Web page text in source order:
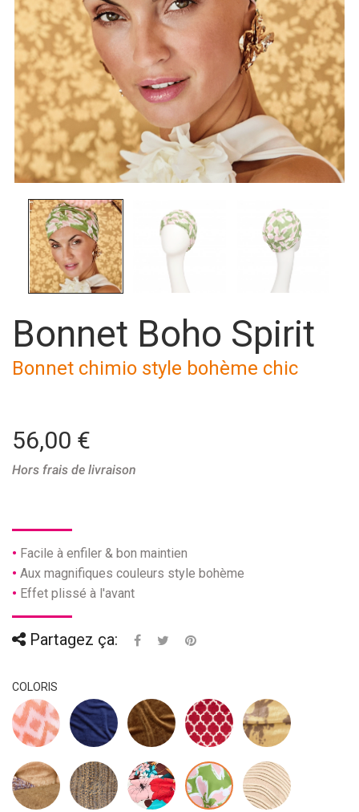
Bonnet Boho Spirit
Bonnet chimio style bohème chic
56,00 €
Hors frais de livraison
Facile à enfiler & bon maintien
Aux magnifiques couleurs style bohème
Effet plissé à l'avant
Partagez ça:
COLORIS